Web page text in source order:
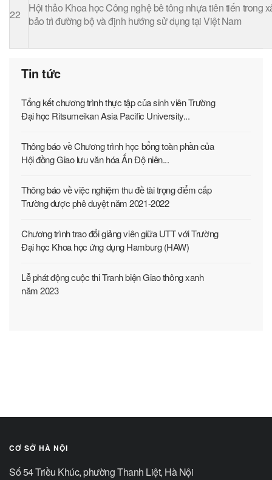
22
Hội thảo Khoa học Công nghệ bê tông nhựa tiên tiến trong
bảo trì đường bộ và định hướng sử dụng tại Việt Nam
Tin tức
Tổng kết chương trình thực tập của sinh viên Trường
Đại học Ritsumeikan Asia Pacific University...
Thông báo về Chương trình học bổng toàn phần của
Hội đồng Giao lưu văn hóa Ấn Độ niên...
Thông báo về việc nghiệm thu đề tài trọng điểm cấp
Trường được phê duyệt năm 2021-2022
Chương trình trao đổi giảng viên giữa UTT với Trường
Đại học Khoa học ứng dụng Hamburg (HAW)
Lễ phát động cuộc thi Tranh biện Giao thông xanh
năm 2023
CƠ SỞ HÀ NỘI
Số 54 Triều Khúc, phường Thanh Liệt, Hà Nội